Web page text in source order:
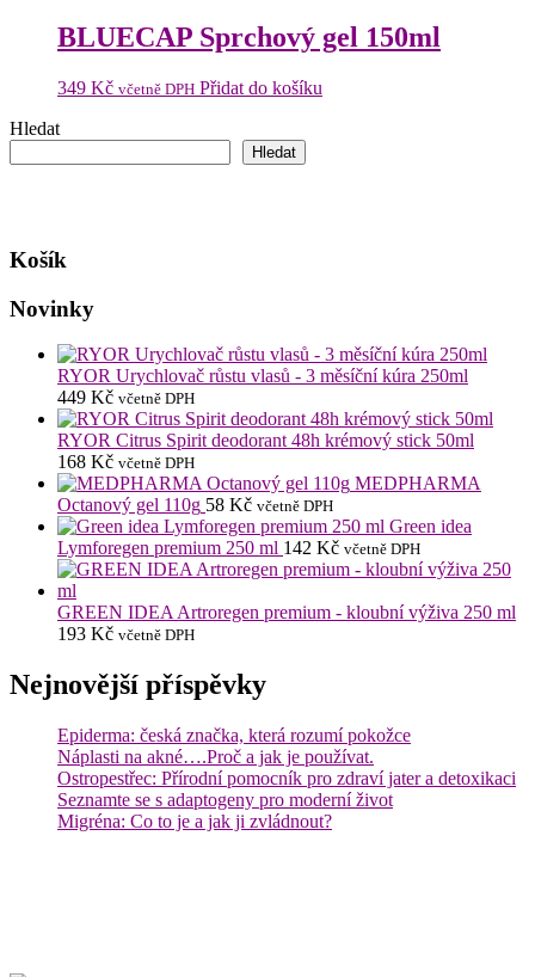
BLUECAP Sprchový gel 150ml
349 Kč včetně DPH Přidat do košíku
Hledat
Hledat
Košík
Novinky
RYOR Urychlovač růstu vlasů - 3 měsíční kúra 250ml
449 Kč včetně DPH
RYOR Citrus Spirit deodorant 48h krémový stick 50ml
168 Kč včetně DPH
MEDPHARMA
Octanový gel 110g 58 Kč včetně DPH
Green idea
Lymforegen premium 250 ml 142 Kč včetně DPH
GREEN IDEA Artroregen premium - kloubní výživa 250 ml
193 Kč včetně DPH
Nejnovější příspěvky
Epiderma: česká značka, která rozumí pokožce
Náplasti na akné….Proč a jak je používat.
Ostropestřec: Přírodní pomocník pro zdraví jater a detoxikaci
Seznamte se s adaptogeny pro moderní život
Migréna: Co to je a jak ji zvládnout?